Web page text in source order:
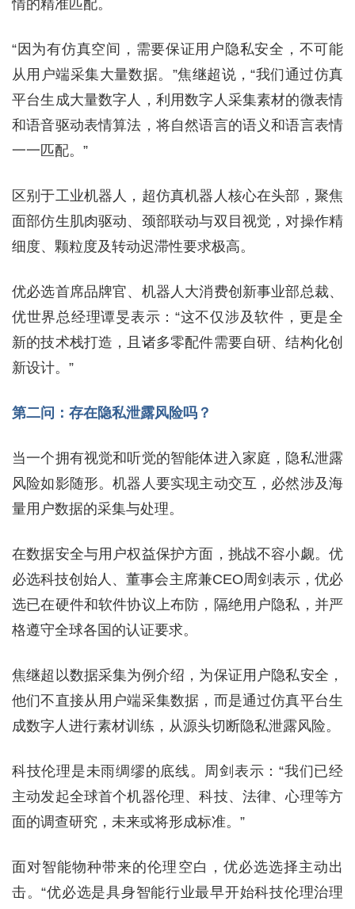
情的精准匹配。
“因为有仿真空间，需要保证用户隐私安全，不可能
从用户端采集大量数据。”焦继超说，“我们通过仿真
平台生成大量数字人，利用数字人采集素材的微表情
和语音驱动表情算法，将自然语言的语义和语言表情
一一匹配。”
区别于工业机器人，超仿真机器人核心在头部，聚焦
面部仿生肌肉驱动、颈部联动与双目视觉，对操作精
细度、颗粒度及转动迟滞性要求极高。
优必选首席品牌官、机器人大消费创新事业部总裁、
优世界总经理谭旻表示：“这不仅涉及软件，更是全
新的技术栈打造，且诸多零配件需要自研、结构化创
新设计。”
第二问：存在隐私泄露风险吗？
当一个拥有视觉和听觉的智能体进入家庭，隐私泄露
风险如影随形。机器人要实现主动交互，必然涉及海
量用户数据的采集与处理。
在数据安全与用户权益保护方面，挑战不容小觑。优
必选科技创始人、董事会主席兼CEO周剑表示，优必
选已在硬件和软件协议上布防，隔绝用户隐私，并严
格遵守全球各国的认证要求。
焦继超以数据采集为例介绍，为保证用户隐私安全，
他们不直接从用户端采集数据，而是通过仿真平台生
成数字人进行素材训练，从源头切断隐私泄露风险。
科技伦理是未雨绸缪的底线。周剑表示：“我们已经
主动发起全球首个机器伦理、科技、法律、心理等方
面的调查研究，未来或将形成标准。”
面对智能物种带来的伦理空白，优必选选择主动出
击。“优必选是具身智能行业最早开始科技伦理治理